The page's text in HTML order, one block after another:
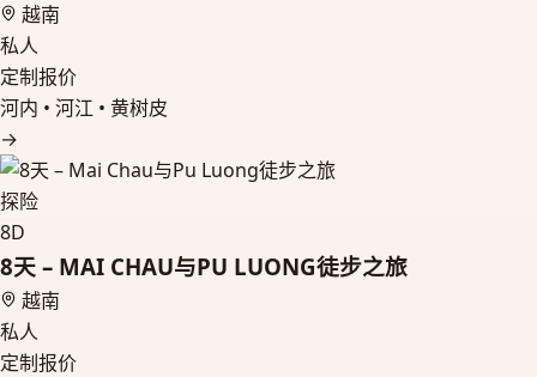
越南
私人
定制报价
河内 • 河江 • 黄树皮
→
探险
8D
8天 – MAI CHAU与PU LUONG徒步之旅
越南
私人
定制报价